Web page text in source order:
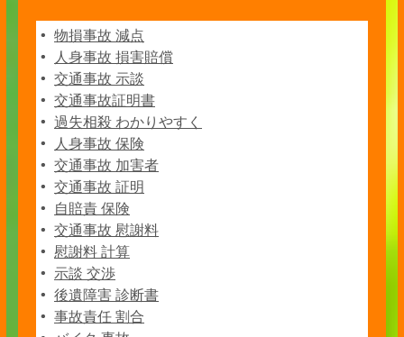
物損事故 減点
人身事故 損害賠償
交通事故 示談
交通事故証明書
過失相殺 わかりやすく
人身事故 保険
交通事故 加害者
交通事故 証明
自賠責 保険
交通事故 慰謝料
慰謝料 計算
示談 交渉
後遺障害 診断書
事故責任 割合